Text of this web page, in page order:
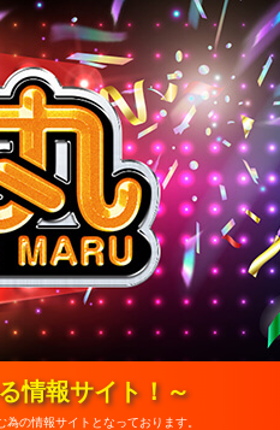
情報サイト！～
の情報サイトとなっております。